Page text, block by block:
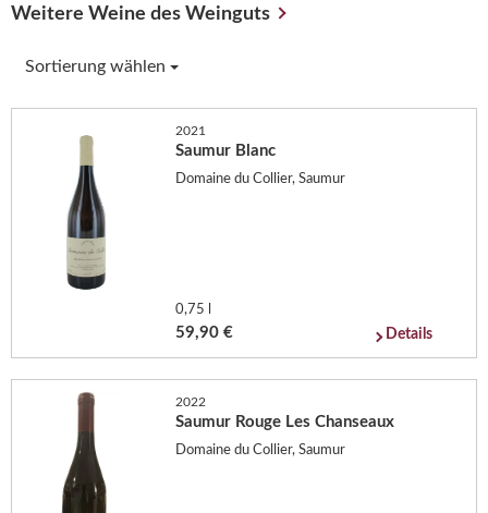
Weitere Weine des Weinguts
Sortierung wählen
2021
Saumur Blanc
Domaine du Collier, Saumur
0,75 l
59,90 € Details
2022
Saumur Rouge Les Chanseaux
Domaine du Collier, Saumur